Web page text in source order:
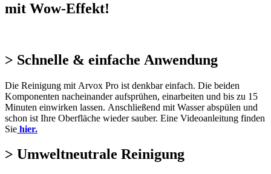
mit Wow-Effekt!
> Schnelle & einfache Anwendung
Die Reinigung mit Arvox Pro ist denkbar einfach. Die beiden
Komponenten nacheinander aufsprühen, einarbeiten und bis zu 15
Minuten einwirken lassen. Anschließend mit Wasser abspülen und
schon ist Ihre Oberfläche wieder sauber. Eine Videoanleitung finden
Sie hier.
> Umweltneutrale Reinigung